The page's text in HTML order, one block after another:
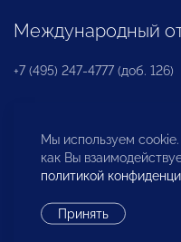
Международный
+7 (495) 247-4777 (доб. 126)
Бюро по защите
инвесторов
Мы используем
как Вы
политикой
Принять